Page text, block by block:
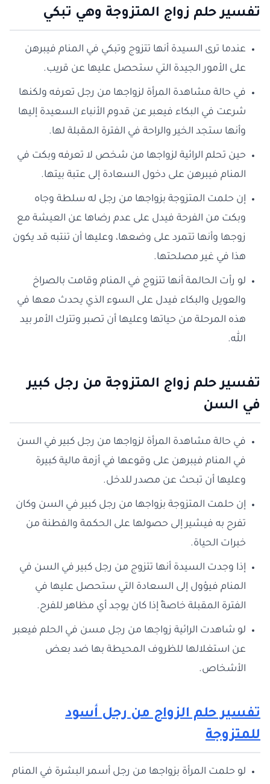
تفسير حلم زواج المتزوجة وهي تبكي
عندما ترى السيدة أنها تتزوج وتبكي في المنام فيبرهن
على الأمور الجيدة التي ستحصل عليها عن قريب.
في حالة مشاهدة المرأة لزواجها من رجل تعرفه ولكنها
شرعت في البكاء فيعبر عن قدوم الأنباء السعيدة إليها
وأنها ستجد الخير والراحة في الفترة المقبلة لها.
حين تحلم الرائية لزواجها من شخص لا تعرفه وبكت في
المنام فيبرهن على دخول السعادة إلى عتبة بيتها.
إن حلمت المتزوجة بزواجها من رجل له سلطة وجاه
وبكت من الفرحة فيدل على عدم رضاها عن العيشة مع
زوجها وأنها تتمرد على وضعها، وعليها أن تنتبه قد يكون
هذا في غير مصلحتها.
لو رأت الحالمة أنها تتزوج في المنام وقامت بالصراخ
والعويل والبكاء فيدل على السوء الذي يحدث معها في
هذه المرحلة من حياتها وعليها أن تصبر وتترك الأمر بيد
الله.
تفسير حلم زواج المتزوجة من رجل كبير
في السن
في حالة مشاهدة المرأة لزواجها من رجل كبير في السن
في المنام فيبرهن على وقوعها في أزمة مالية كبيرة
وعليها أن تبحث عن مصدر للدخل.
إن حلمت المتزوجة بزواجها من رجل كبير في السن وكان
تفرح به فيشير إلى حصولها على الحكمة والفطنة من
خبرات الحياة.
إذا وجدت السيدة أنها تتزوج من رجل كبير في السن في
المنام فيؤول إلى السعادة التي ستحصل عليها في
الفترة المقبلة خاصةً إذا كان يوجد أي مظاهر للفرح.
لو شاهدت الرائية زواجها من رجل مسن في الحلم فيعبر
عن استغلالها للظروف المحيطة بها ضد بعض
الأشخاص.
تفسير حلم الزواج من رجل أسود
للمتزوجة
لو حلمت المرأة بزواجها من رجل أسمر البشرة في المنام